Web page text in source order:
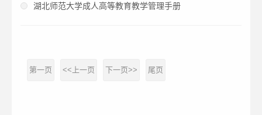
指导意见（教科信〔2024〕2号）
湖北师范大学成人高等教育教学管理手册
第一页 <<上一页 下一页>> 尾页